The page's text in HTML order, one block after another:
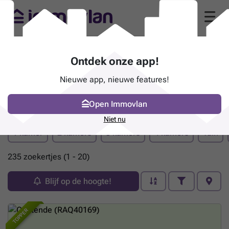
Pand te koop - Oostende
1 kamer 2 kamers 3 kamers 4 kamers Tuin
235 zoekertjes (1 - 20)
Blijf op de hoogte!
TOPPER
Ontdek onze app!
Nieuwe app, nieuwe features!
Open Immovlan
Niet nu